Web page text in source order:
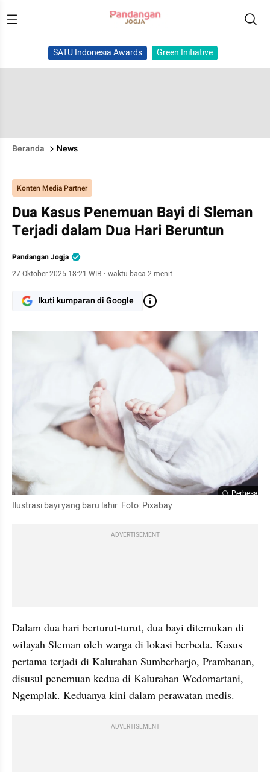
SATU Indonesia Awards Green Initiative
Beranda News
Konten Media Partner
Dua Kasus Penemuan Bayi di Sleman
Terjadi dalam Dua Hari Beruntun
Pandangan Jogja
27 Oktober 2025 18:21 WIB · waktu baca 2 menit
Ikuti kumparan di Google
Perbesar
Ilustrasi bayi yang baru lahir. Foto: Pixabay
ADVERTISEMENT
Dalam dua hari berturut-turut, dua bayi ditemukan di
wilayah Sleman oleh warga di lokasi berbeda. Kasus
pertama terjadi di Kalurahan Sumberharjo, Prambanan,
disusul penemuan kedua di Kalurahan Wedomartani,
Ngemplak. Keduanya kini dalam perawatan medis.
ADVERTISEMENT